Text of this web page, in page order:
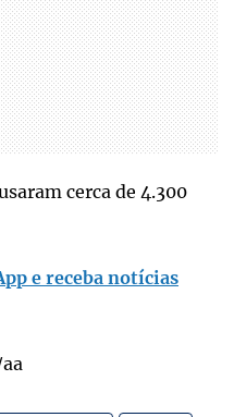
cerca de 4.300
e receba notícias